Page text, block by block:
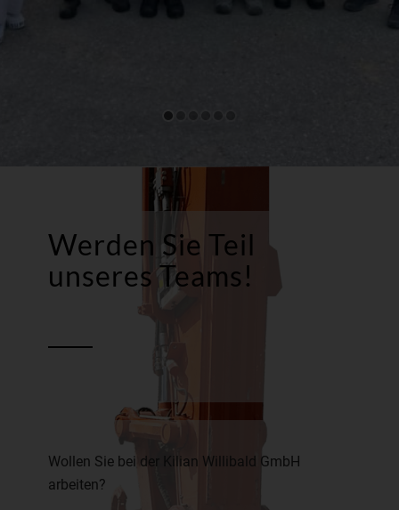
Werden Sie Teil
unseres Teams!
Wollen Sie bei der Kilian Willibald GmbH
arbeiten?